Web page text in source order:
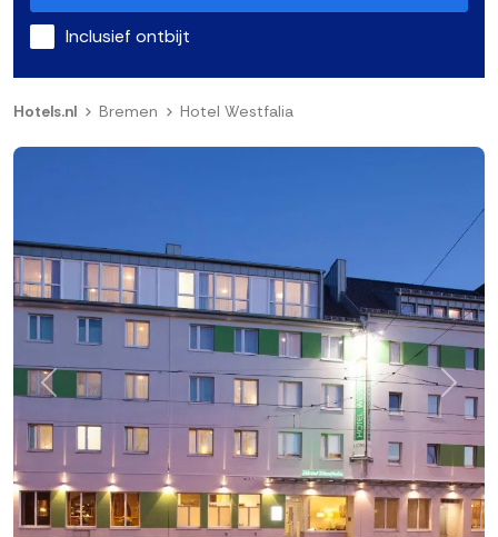
Inclusief ontbijt
Hotels.nl Bremen Hotel Westfalia